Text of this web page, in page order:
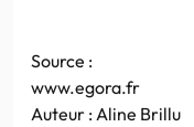
Source :
www.egora.fr
Auteur : Aline Brillu